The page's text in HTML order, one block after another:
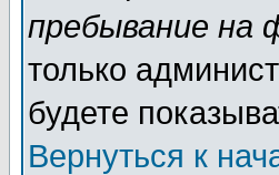
пребывание на
только
будете
Вернуться к